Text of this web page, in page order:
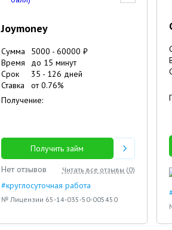
Joymoney
Сумма 5000 - 60000 ₽
Время
до 15 минут
Срок
35 - 126 дней
Ставка
от0.76%
Получение:
Получить займ
Нет отзывов
Читать все отзывы (0)
#круглосуточная работа
№ Лицензии 65-14-035-50-005450